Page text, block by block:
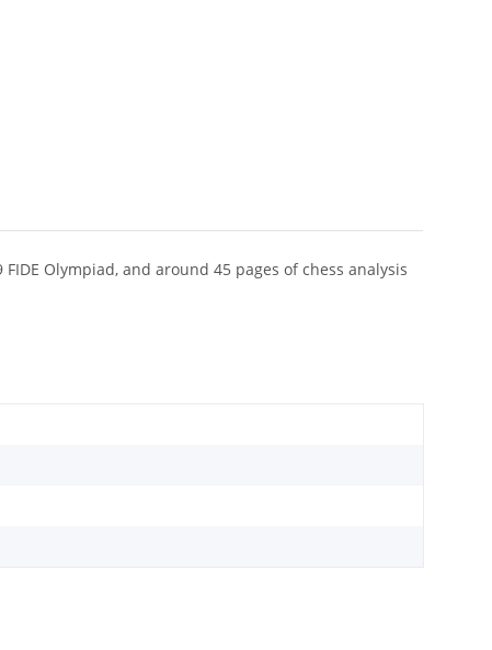
Olympiad, and around 45 pages of chess analysis